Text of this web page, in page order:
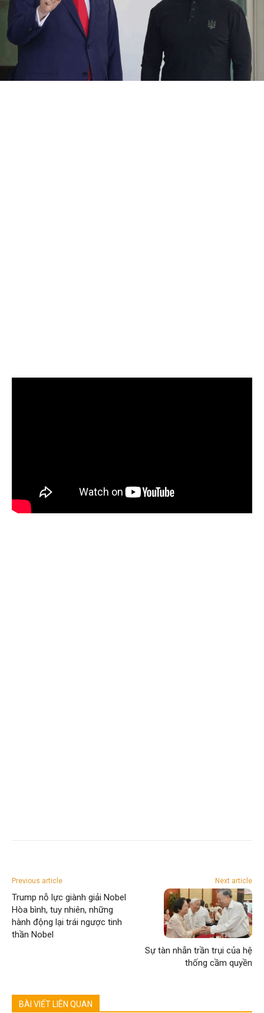
Previous article
Trump nỗ lực giành giải Nobel
Hòa bình, tuy nhiên, những
hành động lại trái ngược tinh
thần Nobel
Next article
Sự tàn nhẫn trần trụi của hệ
thống cầm quyền
BÀI VIẾT LIÊN QUAN